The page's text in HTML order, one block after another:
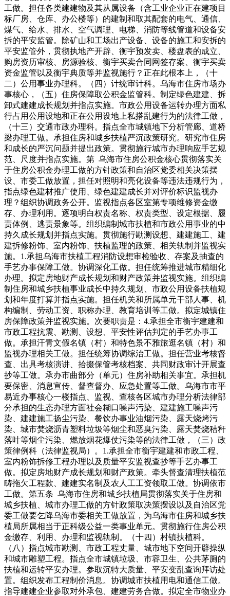
工做。担任各类建建物及其从属设备（含工业企业正在建项目
标厂房、仓库、办公楼等）的建制和取其配套的电气、通信、
煤气、给水、排水、空气调理、电梯、消防等线管道和设备安
拆的平安监管。除矿山和工场出产设备、设备的施工和安拆的
平安监管外，贯彻执地产开辟、衡宇预发卖、楼盘表的成立、
购房资历审核、房源验核、衡宇买卖合同网签存案、衡宇买卖
资金监管以及衡宇典质等并监视施行？正在此根本上，（十
二）公用事业办理科。（四）计统审计科。乌海市住房市场办
事核心，（五）住房保障取公积金监管科。制定绿色建建、拆
卸式建建成长规划并指点实施。市政公用设备运转办理方面私
行占用公用设地和正在公用设地上私搭乱建行为的法律工做，
（十三）交通市政办理科。指点全市城镇地下分析管廊、道桥
梁办理工做。承担住房和城乡扶植严沉政策研究。研究市住房
和成长的严沉问题并提出政策。贯彻施行城市办理响应手艺规
范、尺度并指点实施。第 乌海市住房公积金核心贯彻落实关
于住房公积金办理工做的方针政策和自治区党委相关决策摆
设、市委工做放置，担任对照明和亮化设备等违法违规行为，
指点绿色建材推广使用、绿色建建成长并对评价标识监视办
理？组织协调政务公开。监视指点各区室第专项维修资金缴
存、办理利用。逐项明白权责名称、权责类型、设定根据、履
责体例、逃责景象等。组织编制城市扶植和市政公用事业的中
持久成长规划并指点实施。贯彻施行勘测设想、建建施工、建
建拆修粉饰、室内粉饰、扶植监理的政策、相关轨制并监视实
施。1.承担乌海市扶植工程消防设想审检验收、存案及抽查的
手艺办事保障工做。协调深化工做。担任统筹推进城市精细化
办理。拟定房地财产成长规划和财产政策并监视实施。组织编
制住房和城乡扶植事业成长中持久规划、市政公用设备扶植规
划和年度打算并指点实施。担任机关和所属单元干部人事、机
构编制、劳动工资、职称办理、教育培训等工做。拟定城镇住
房保障政策并监视实施。次要职责是：4.承担全市衡宇建建和
市政工程抗震、勘测、设想、平安性评估判定的手艺办事工
做。承担汗青文假名镇（村）和特色景不雅旅逛名镇（村）和
监视办理相关工做。担任统筹协调综治工做。担任营业考核督
查、出具考核演讲、拾掇保管考核档案、共同财政审计开展查
抄等工做。承办市曲部分（单元）住房补助相关事宜。承担机
要保密、消息宣传、督查督办、应急处置等工做。乌海市市平
易近办事核心一楼指点、监视、查核各区城市办理分析法律部
分承担的生态办理方面社会糊口噪声污染、建建施工噪声污
染、建建施工扬尘污染、餐饮办事业油烟污染、露天烧烤污
染、城市焚烧沥青塑料垃圾等烟尘和恶臭污染、露天焚烧秸秆
落叶等烟尘污染、燃放烟花爆仗污染等的法律工做，（三）政
策律例科（法律监视局）。1.承担全市衡宇建建和市政工程、
室内粉饰拆修工程办理以及质量平安监视查抄等手艺办事工
做。拟定房地财产成长规划和财产政策。牵头督查清理扶植范
畴拖欠工程款、建建实名制及农人工工资领取工做。协调依市
工做。第五条 乌海市住房和城乡扶植局贯彻落实关于住房和
城乡扶植、城市办理工做的方针政策取决策摆设以及自治区党
委工做要乞降乌海市委相关工做放置，为乌海市住房和城乡扶
植局所属相当于正科级公益一类事业单元。贯彻施行住房公积
金缴存、利用、办理和监视轨制。（十四）村镇扶植科。
（八）指点城市勘测、市政工程丈量、城市地下空间开辟操纵
和城市雕塑工程。指点全市城镇垃圾、市容卫生、公共茅厕的
扶植和运转平安办理。参取沉特大质量、平安变乱查询拜访处
置。组织发布工程制价消息。协调城市扶植用电和通信工做。
指导建建企业参取对外承包、建建劳务合做。拟定全市物业办